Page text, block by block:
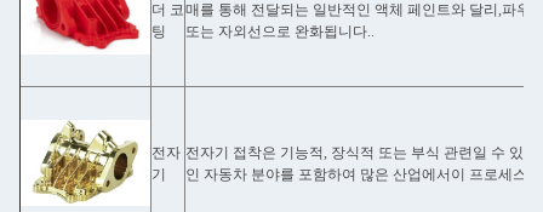
더 코
팅
매를 통해 전달되는 일반적인 액체 페인트와 달리,파우
또는 자외선으로 완화됩니다..
전자
기
전자기 접착은 기능적, 장식적 또는 부식 관련일 수 있
인 자동차 분야를 포함하여 많은 산업에서이 프로세스